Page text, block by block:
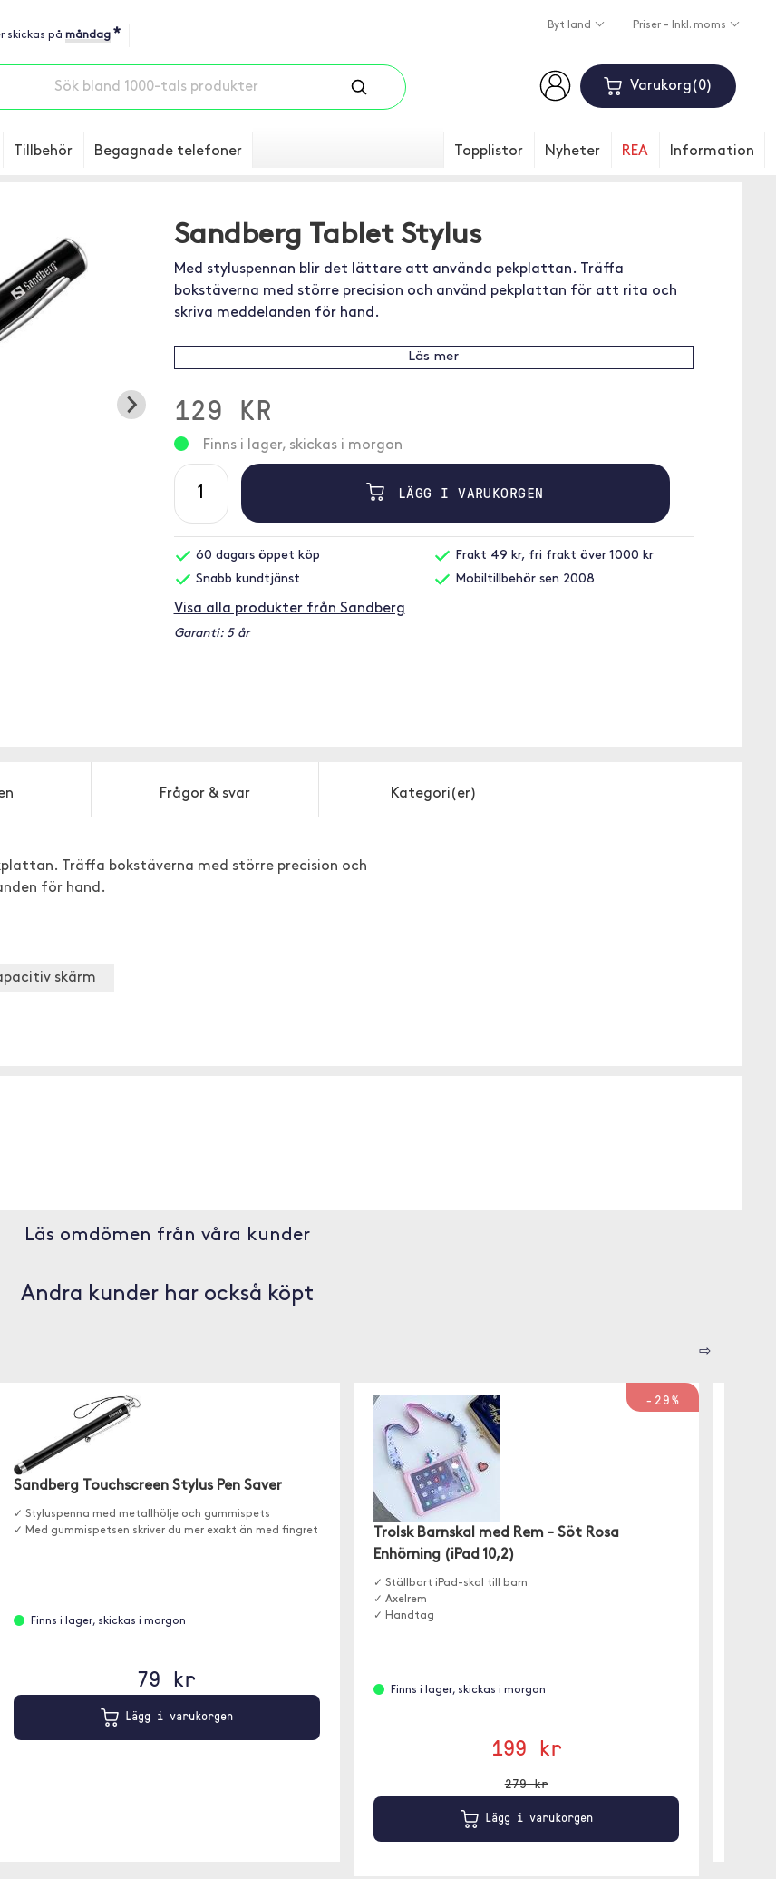
skickas på måndag *
Byt land Priser - Inkl. moms
Varukorg 0
Tillbehör Begagnade telefoner Topplistor Nyheter REA Information
Sandberg Tablet Stylus
Med styluspennan blir det lättare att använda pekplattan. Träffa
bokstäverna med större precision och använd pekplattan för att rita och
skriva meddelanden för hand.
Läs mer
129 KR
Finns i lager, skickas i morgon
LÄGG I VARUKORGEN
60 dagars öppet köp
Frakt 49 kr, fri frakt över 1000 kr
Snabb kundtjänst
Mobiltillbehör sen 2008
Visa alla produkter från Sandberg
Garanti: 5 år
Frågor & svar Kategori(er)
Träffa bokstäverna med större precision och
för hand.
skärm
Läs omdömen från våra kunder
Andra kunder har också köpt
⇨
Sandberg Touchscreen Stylus Pen Saver
✓ Styluspenna med metallhölje och gummispets
✓ Med gummispetsen skriver du mer exakt än med fingret
Finns i lager, skickas i morgon
79 kr
Lägg i varukorgen
-29%
Trolsk Barnskal med Rem - Söt Rosa
Enhörning (iPad 10,2)
✓ Ställbart iPad-skal till barn
✓ Axelrem
✓ Handtag
Finns i lager, skickas i morgon
199 kr
279 kr
Lägg i varukorgen